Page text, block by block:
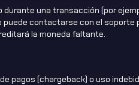
una transacción (por
contactarse con el soporte
la moneda faltante.
pagos (chargeback) o uso